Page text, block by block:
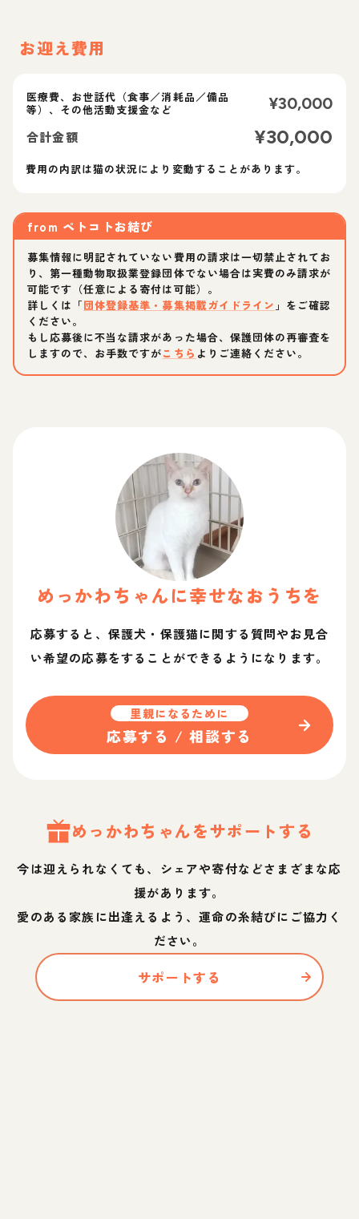
お迎え費用
医療費、お世話代（食事／消耗品／備品
等）、その他活動支援金など
¥30,000
合計金額 ¥30,000
費用の内訳は猫の状況により変動することがあります。
from ペトコトお結び
募集情報に明記されていない費用の請求は一切禁止されてお
り、第一種動物取扱業登録団体でない場合は実費のみ請求が
可能です（任意による寄付は可能）。
詳しくは「団体登録基準・募集掲載ガイドライン 」をご確認
ください。
もし応募後に不当な請求があった場合、保護団体の再審査を
しますので、お手数ですがこちら よりご連絡ください。
めっかわちゃんに幸せなおうちを
応募すると、保護犬・保護猫に関する質問やお見合
い希望の応募をすることができるようになります。
里親になるために
応募する / 相談する
めっかわちゃんをサポートする
今は迎えられなくても、シェアや寄付などさまざまな応
援があります。
愛のある家族に出逢えるよう、運命の糸結びにご協力く
ださい。
サポートする